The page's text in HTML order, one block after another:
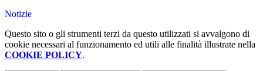
Notizie
Questo sito o gli strumenti terzi da questo utilizzati si avvalgono di
cookie necessari al funzionamento ed utili alle finalità illustrate nella
COOKIE POLICY.